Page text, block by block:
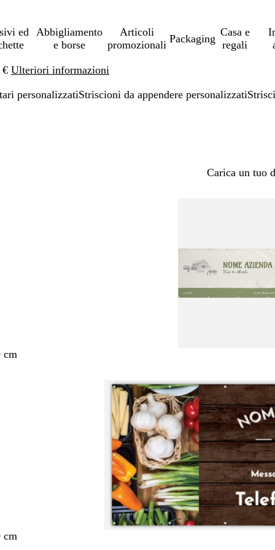
ed
Abbigliamento
e borse
Articoli
promozionali
Packaging
Casa e
regali
€ Ulteriori informazioni
personalizzatiStriscioni da appendere personalizzati
Carica un tuo
cm
cm